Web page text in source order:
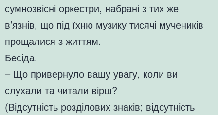
сумнозвісні оркестри, набрані з тих же
в’язнів, що під їхню музику тисячі мучеників
прощалися з життям.
Бесіда.
– Що привернуло вашу увагу, коли ви
слухали та читали вірш?
(Відсутність розділових знаків; відсутність